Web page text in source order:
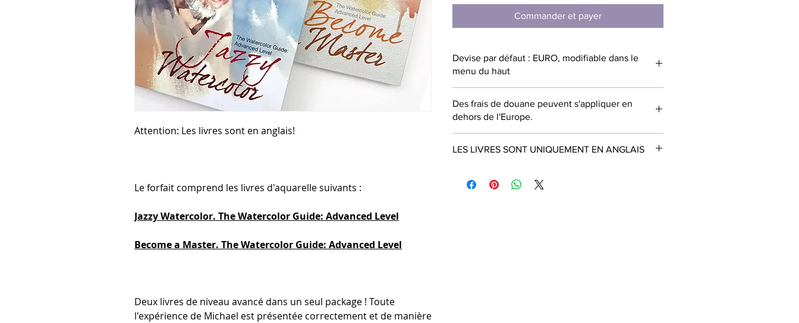
Attention: Les livres sont en anglais!
Le forfait comprend les livres d'aquarelle suivants :
Jazzy Watercolor. The Watercolor Guide: Advanced Level
Become a Master. The Watercolor Guide: Advanced Level
Deux livres de niveau avancé dans un seul package ! Toute
l'expérience de Michael est présentée correctement et de manière
Commander et payer
Devise par défaut : EURO, modifiable dans le
menu du haut
Des frais de douane peuvent s'appliquer en
dehors de l'Europe.
LES LIVRES SONT UNIQUEMENT EN ANGLAIS